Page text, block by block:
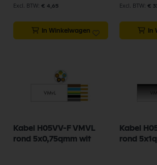
€ 4,65
In Winkelwagen
€
In
Kabel H05VV-F VMVL
rond 5x0,75qmm wit
Kabel
rond